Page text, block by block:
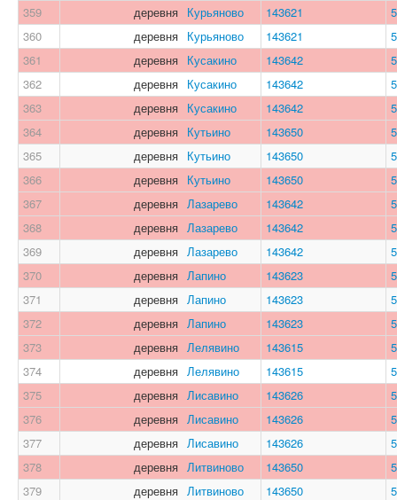
359
деревня Курьяново 143621
360
деревня Курьяново 143621
361
деревня Кусакино 143642
362
деревня Кусакино 143642
363
деревня Кусакино 143642
364
деревня Кутьино 143650
365
деревня Кутьино 143650
366
деревня Кутьино 143650
367
деревня Лазарево 143642
368
деревня Лазарево 143642
369
деревня Лазарево 143642
370
деревня Лапино 143623
371
деревня Лапино 143623
372
деревня Лапино 143623
373
деревня Лелявино 143615
374
деревня Лелявино 143615
375
деревня Лисавино 143626
376
деревня Лисавино 143626
377
деревня Лисавино 143626
378
деревня Литвиново 143650
379
деревня Литвиново 143650